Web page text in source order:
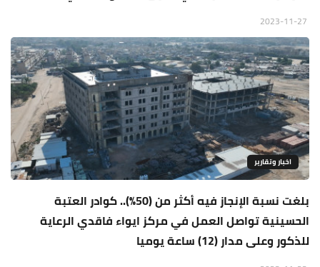
اخبار وتقارير
بلغت نسبة الإنجاز فيه أكثر من (50%).. كوادر العتبة
الحسينية تواصل العمل في مركز ايواء فاقدي الرعاية
للذكور وعلى مدار (12) ساعة يوميا